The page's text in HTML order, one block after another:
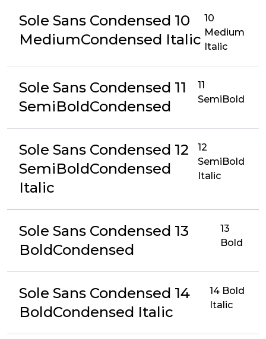
Sole Sans Condensed 10
MediumCondensed Italic
10
Medium
Italic
Sole Sans Condensed 11
SemiBoldCondensed
11
SemiBold
Sole Sans Condensed 12
SemiBoldCondensed
Italic
12
SemiBold
Italic
Sole Sans Condensed 13
BoldCondensed
13
Bold
Sole Sans Condensed 14
BoldCondensed Italic
14 Bold
Italic